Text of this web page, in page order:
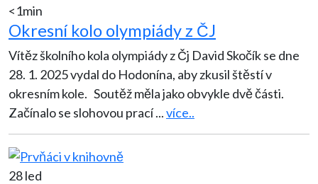
<1min
Okresní kolo olympiády z ČJ
Vítěz školního kola olympiády z Čj David Skočík se dne
28. 1. 2025 vydal do Hodonína, aby zkusil štěstí v
okresním kole. Soutěž měla jako obvykle dvě části.
Začínalo se slohovou prací...více..
28 led